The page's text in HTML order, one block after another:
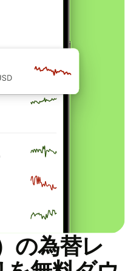
の為替レ